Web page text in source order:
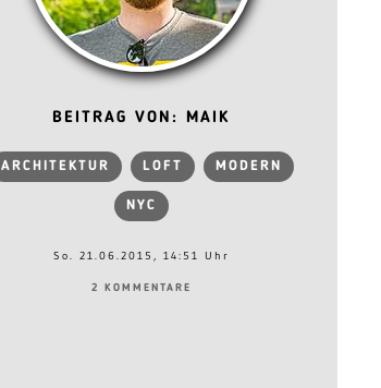
BEITRAG VON: MAIK
ARCHITEKTUR LOFT MODERN
NYC
So. 21.06.2015, 14:51 Uhr
2 KOMMENTARE